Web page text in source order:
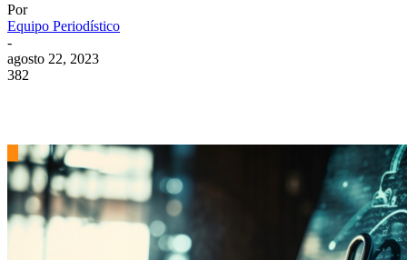
Por
Equipo Periodístico
-
agosto 22, 2023
382